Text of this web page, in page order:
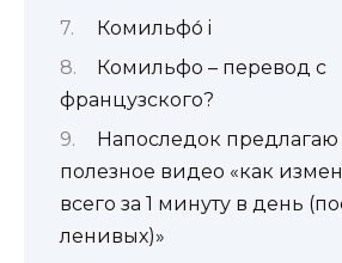
Комильфо́ i
Комильфо – перевод с
французского?
Напоследок предлагаю
полезное видео «как
всего за 1 минуту в день
ленивых)»